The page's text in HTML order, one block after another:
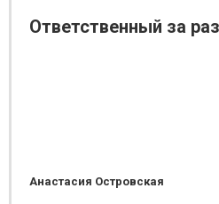
Ответственный за
Анастасия Островская